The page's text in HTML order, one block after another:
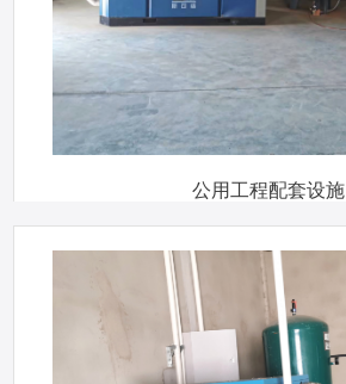
公用工程配套设施